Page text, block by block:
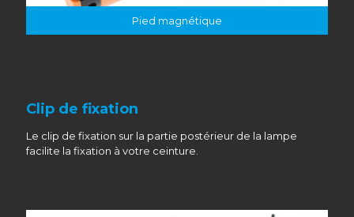
Pied magnétique
Clip de fixation
Le clip de fixation sur la partie postérieur de la lampe
facilite la fixation à votre ceinture.